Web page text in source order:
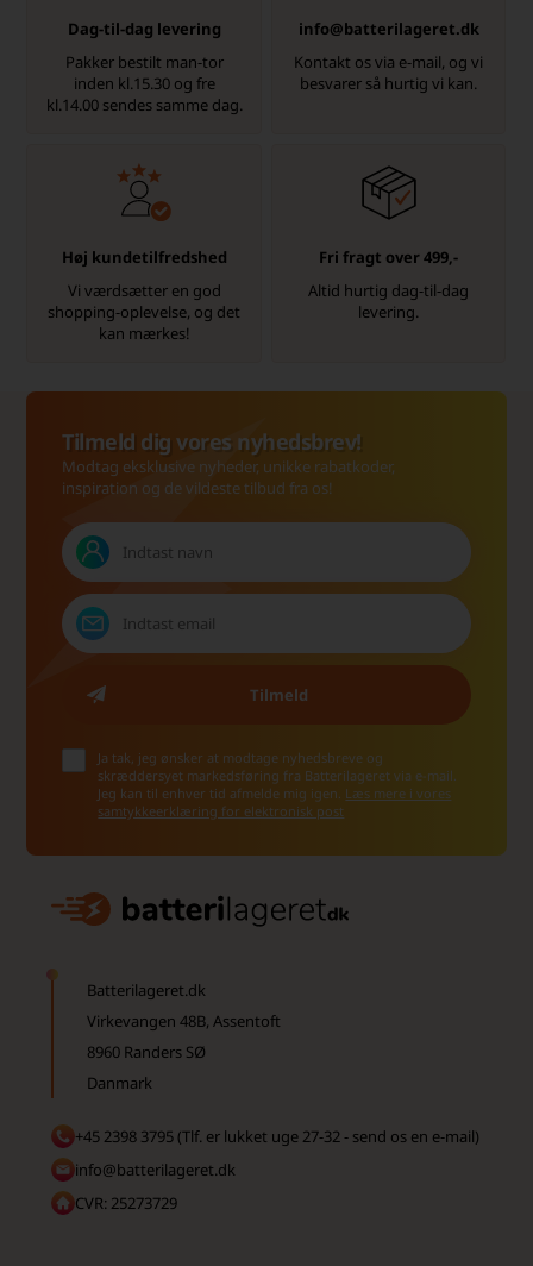
Dag-til-dag levering
Pakker bestilt man-tor
inden kl.15.30 og fre
kl.14.00 sendes samme dag.
info@batterilageret.dk
Kontakt os via e-mail, og vi
besvarer så hurtig vi kan.
Høj kundetilfredshed
Vi værdsætter en god
shopping-oplevelse, og det
kan mærkes!
Fri fragt over 499,-
Altid hurtig dag-til-dag
levering.
Tilmeld dig vores nyhedsbrev!
Modtag eksklusive nyheder, unikke rabatkoder,
inspiration og de vildeste tilbud fra os!
Ja tak, jeg ønsker at modtage nyhedsbreve og
skræddersyet markedsføring fra Batterilageret via e-mail.
Jeg kan til enhver tid afmelde mig igen. Læs mere i vores
samtykkeerklæring for elektronisk post
Batterilageret.dk
Virkevangen 48B, Assentoft
8960 Randers SØ
Danmark
+45 2398 3795 (Tlf. er lukket uge 27-32 - send os en e-mail)
info@batterilageret.dk
CVR: 25273729